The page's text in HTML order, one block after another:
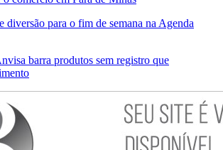
diversão para o fim de semana na Agenda
barra produtos sem registro que